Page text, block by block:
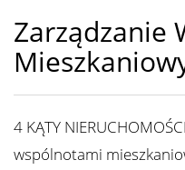
Zarządzanie
4 KĄTY
wspólnotami